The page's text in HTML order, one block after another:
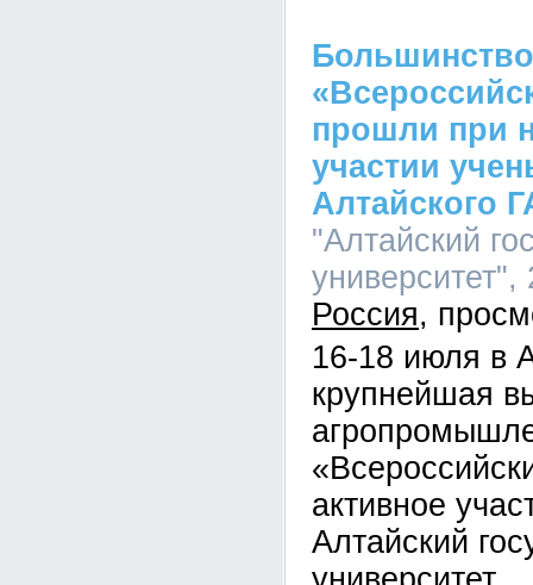
прошли при
участии
Алтайского
"Алтайский
Россия
16-18 июля в
крупнейшая
активное
Алтайский